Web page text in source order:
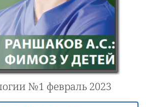
№1 февраль 2023